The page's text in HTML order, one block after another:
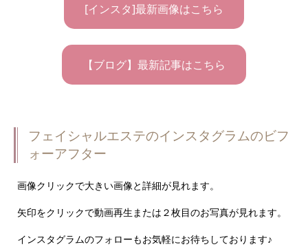
[インスタ]最新画像はこちら
【ブログ】最新記事はこちら
フェイシャルエステのインスタグラムのビフ
ォーアフター
画像クリックで大きい画像と詳細が見れます。
矢印をクリックで動画再生または２枚目のお写真が見れます。
インスタグラムのフォローもお気軽にお待ちしております♪